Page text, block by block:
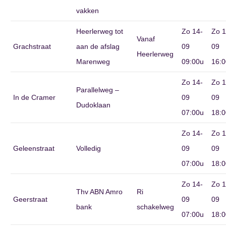
vakken
Grachstraat
Heerlerweg tot
aan de afslag
Marenweg
Vanaf
Heerlerweg
Zo 14-
09
09:00u
Zo
09
In de Cramer
Parallelweg –
Dudoklaan
Zo 14-
09
07:00u
Zo
09
Geleenstraat Volledig
Zo 14-
09
07:00u
Zo
09
Geerstraat
Thv ABN Amro
bank
Ri
schakelweg
Zo 14-
09
07:00u
Zo
09